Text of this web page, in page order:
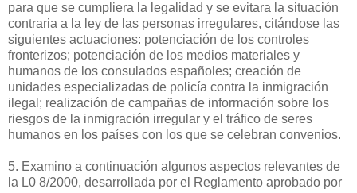
para que se cumpliera la legalidad y se evitara la situación
contraria a la ley de las personas irregulares, citándose las
siguientes actuaciones: potenciación de los controles
fronterizos; potenciación de los medios materiales y
humanos de los consulados españoles; creación de
unidades especializadas de policía contra la inmigración
ilegal; realización de campañas de información sobre los
riesgos de la inmigración irregular y el tráfico de seres
humanos en los países con los que se celebran convenios.
5. Examino a continuación algunos aspectos relevantes de
la L0 8/2000, desarrollada por el Reglamento aprobado por